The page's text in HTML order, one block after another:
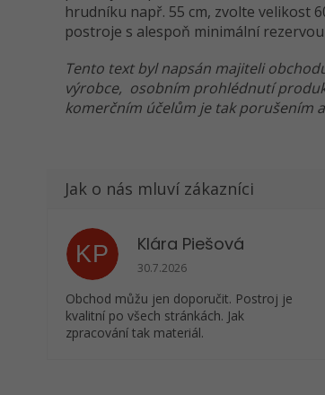
hrudníku např. 55 cm, zvolte velikost
postroje s alespoň minimální
Tento text byl napsán majiteli
výrobce, osobním prohlédnutí
komerčním účelům je tak porušením
KP Klára Piešová
Hodnocení obchodu je 5 z 5
30.7.2026
Obchod můžu jen doporučit. Postroj je
kvalitní po všech stránkách. Jak
zpracování tak materiál.